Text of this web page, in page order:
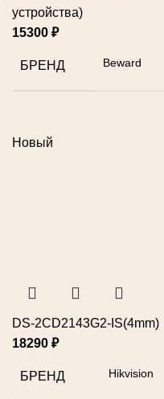
устройства)
15300 ₽
БРЕНД Beward
Новый
DS-2CD2143G2-IS(4mm)
18290 ₽
БРЕНД Hikvision